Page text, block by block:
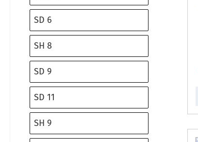
SD 6
SH 8
SD 9
SD 11
SH 9